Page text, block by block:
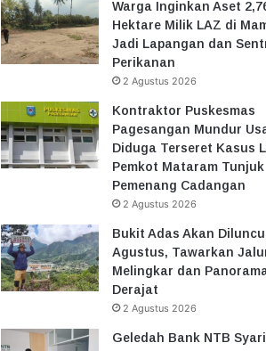
Warga Inginkan Aset
Hektare Milik LAZ di
Jadi Lapangan dan
Perikanan
2 Agustus 2026
Kontraktor Puskesmas
Pagesangan Mundur
Diduga Terseret Kasus
Pemkot Mataram Tunjuk
Pemenang Cadangan
2 Agustus 2026
Bukit Adas Akan
Agustus, Tawarkan
Melingkar dan
Derajat
2 Agustus 2026
Geledah Bank NTB